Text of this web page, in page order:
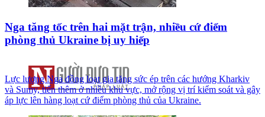
Nga tăng tốc trên hai mặt trận, nhiều cứ điểm
phòng thủ Ukraine bị uy hiếp
Lực lượng Nga đồng loạt gia tăng sức ép trên các hướng Kharkiv
và Sumy, tiến thêm ở nhiều khu vực, mở rộng vị trí kiểm soát và gây
áp lực lên hàng loạt cứ điểm phòng thủ của Ukraine.